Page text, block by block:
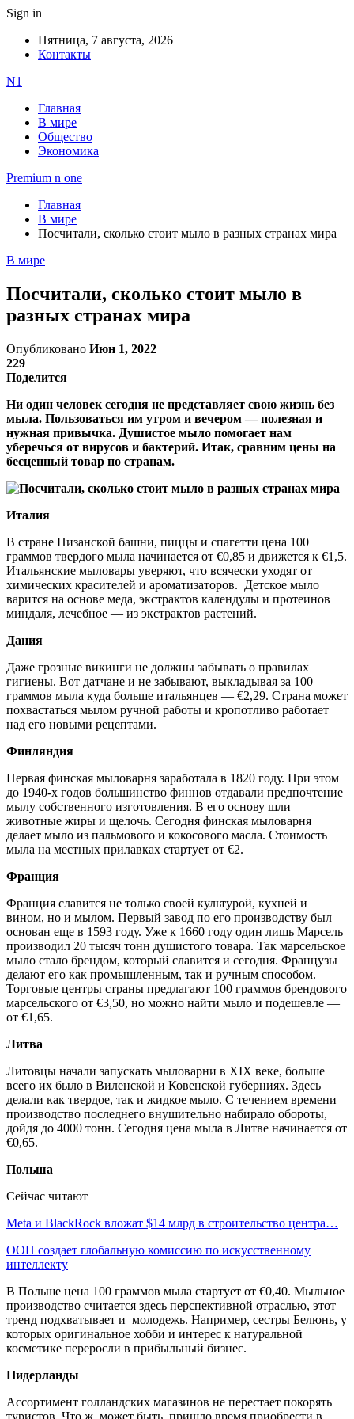
Sign in
Пятница, 7 августа, 2026
Контакты
N1
Главная
В мире
Общество
Экономика
Premium n one
Главная
В мире
Посчитали, сколько стоит мыло в разных странах мира
В мире
Посчитали, сколько стоит мыло в
разных странах мира
Опубликовано Июн 1, 2022
229
Поделится
Ни один человек сегодня не представляет свою жизнь без
мыла. Пользоваться им утром и вечером — полезная и
нужная привычка. Душистое мыло помогает нам
уберечься от вирусов и бактерий. Итак, сравним цены на
бесценный товар по странам.
Италия
В стране Пизанской башни, пиццы и спагетти цена 100
граммов твердого мыла начинается от €0,85 и движется к €1,5.
Итальянские мыловары уверяют, что всячески уходят от
химических красителей и ароматизаторов. Детское мыло
варится на основе меда, экстрактов календулы и протеинов
миндаля, лечебное — из экстрактов растений.
Дания
Даже грозные викинги не должны забывать о правилах
гигиены. Вот датчане и не забывают, выкладывая за 100
граммов мыла куда больше итальянцев — €2,29. Страна может
похвастаться мылом ручной работы и кропотливо работает
над его новыми рецептами.
Финляндия
Первая финская мыловарня заработала в 1820 году. При этом
до 1940-х годов большинство финнов отдавали предпочтение
мылу собственного изготовления. В его основу шли
животные жиры и щелочь. Сегодня финская мыловарня
делает мыло из пальмового и кокосового масла. Стоимость
мыла на местных прилавках стартует от €2.
Франция
Франция славится не только своей культурой, кухней и
вином, но и мылом. Первый завод по его производству был
основан еще в 1593 году. Уже к 1660 году один лишь Марсель
производил 20 тысяч тонн душистого товара. Так марсельское
мыло стало брендом, который славится и сегодня. Французы
делают его как промышленным, так и ручным способом.
Торговые центры страны предлагают 100 граммов брендового
марсельского от €3,50, но можно найти мыло и подешевле —
от €1,65.
Литва
Литовцы начали запускать мыловарни в XIX веке, больше
всего их было в Виленской и Ковенской губерниях. Здесь
делали как твердое, так и жидкое мыло. С течением времени
производство последнего внушительно набирало обороты,
дойдя до 4000 тонн. Сегодня цена мыла в Литве начинается от
€0,65.
Польша
Сейчас читают
Meta и BlackRock вложат $14 млрд в строительство центра…
ООН создает глобальную комиссию по искусственному
интеллекту
В Польше цена 100 граммов мыла стартует от €0,40. Мыльное
производство считается здесь перспективной отраслью, этот
тренд подхватывает и молодежь. Например, сестры Белюнь, у
которых оригинальное хобби и интерес к натуральной
косметике переросли в прибыльный бизнес.
Нидерланды
Ассортимент голландских магазинов не перестает покорять
туристов. Что ж, может быть, пришло время приобрести в